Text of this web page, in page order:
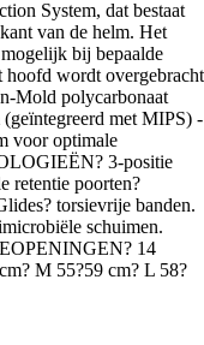
System, dat bestaat
van de helm. Het
bij bepaalde
hoofd wordt overgebracht
Mold polycarbonaat
met MIPS) -
voor optimale
3-positie
retentie poorten?
torsievrije banden.
schuimen.
14
M 55?59 cm? L 58?